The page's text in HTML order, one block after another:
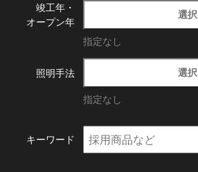
竣工年・
オープン年
選択
指定なし
照明手法 選択
指定なし
キーワード